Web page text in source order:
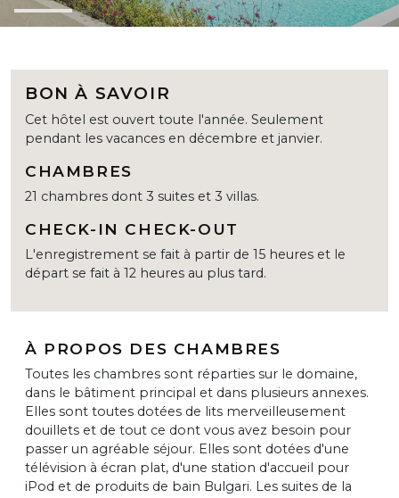
BON À SAVOIR
Cet hôtel est ouvert toute l'année. Seulement
pendant les vacances en décembre et janvier.
CHAMBRES
21 chambres dont 3 suites et 3 villas.
CHECK-IN CHECK-OUT
L'enregistrement se fait à partir de 15 heures et le
départ se fait à 12 heures au plus tard.
À PROPOS DES CHAMBRES
Toutes les chambres sont réparties sur le domaine,
dans le bâtiment principal et dans plusieurs annexes.
Elles sont toutes dotées de lits merveilleusement
douillets et de tout ce dont vous avez besoin pour
passer un agréable séjour. Elles sont dotées d'une
télévision à écran plat, d'une station d'accueil pour
iPod et de produits de bain Bulgari. Les suites de la